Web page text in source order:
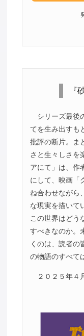
『
シリーズ最後
てを生み出すも
批評の断片。ま
さと生々しさを
アにて」は、作
にして、映画「
ね合わせながら
な現実を描いて
この世界はどう
すべきなのか。
くのは、読者の
の物語のすべて
２０２５年４